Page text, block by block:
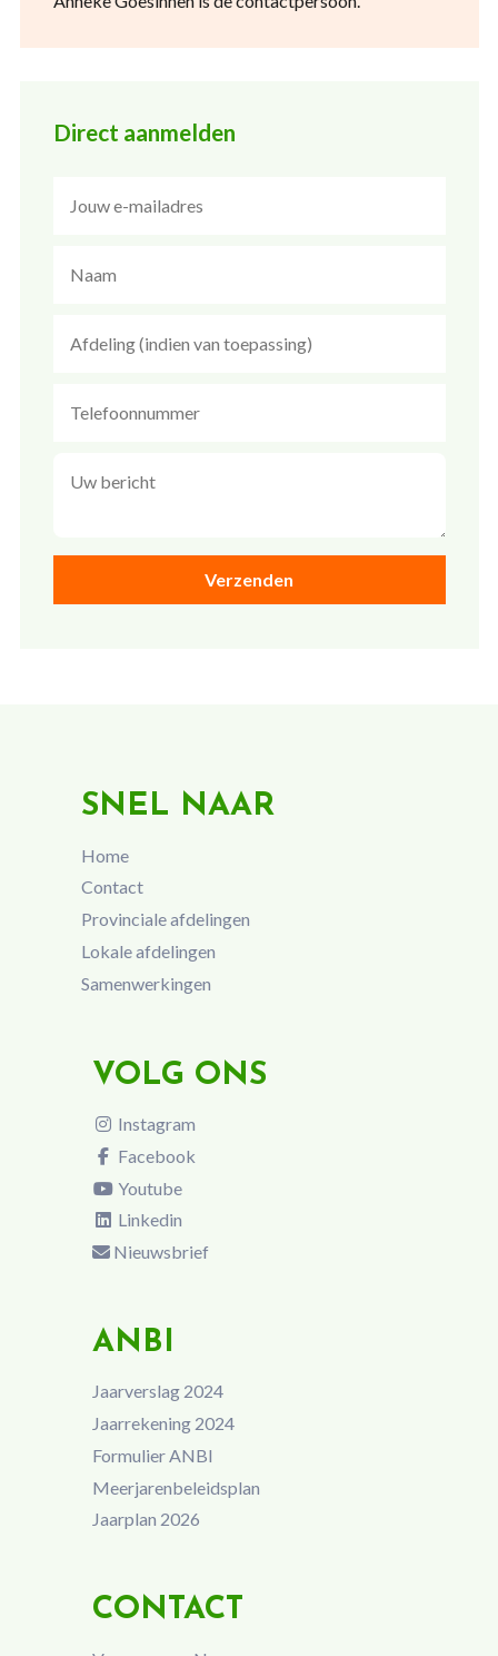
Direct aanmelden
SNEL NAAR
Home
Contact
Provinciale afdelingen
Lokale afdelingen
Samenwerkingen
VOLG ONS
Instagram
Facebook
Youtube
Linkedin
Nieuwsbrief
ANBI
Jaarverslag 2024
Jaarrekening 2024
Formulier ANBI
Meerjarenbeleidsplan
Jaarplan 2026
CONTACT